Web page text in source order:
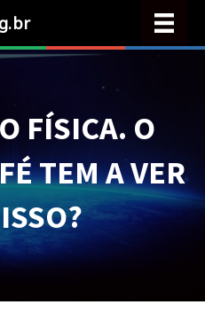
FÍSICA. O
TEM A VER